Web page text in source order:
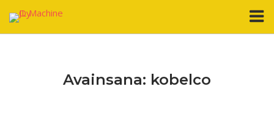
content
Avainsana: kobelco